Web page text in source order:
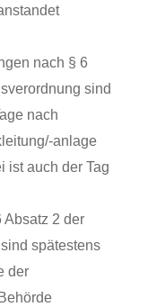
nach § 6
sind
nach
anlage
ist auch der Tag
2 der
spätestens
der